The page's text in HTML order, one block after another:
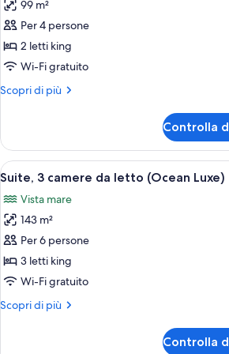
(Ocean
Luxe)
le
foto
per
Suite,
2
camere
letto
(Luxe)
99 m²
Per 4 persone
2 letti king
Wi-Fi gratuito
Scopri di più
Altri
2
camere
da
(Luxe)
Controlla
Apri
tutte
le
foto
per
Suite,
3
da
Camera
8
Suite, 3 camere da letto (Ocean Luxe)
Vista mare
143 m²
Per 6 persone
3 letti king
Wi-Fi gratuito
Scopri di più
Altri
Controlla